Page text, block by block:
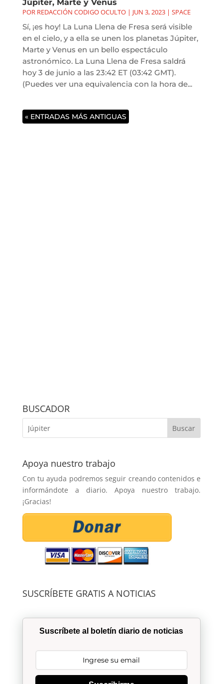
Júpiter, Marte y Venus
POR REDACCIÓN CODIGO OCULTO| JUN 3, 2023| SPACE
Sí, ¡es hoy! La Luna Llena de Fresa será visible
en el cielo, y a ella se unen los planetas Júpiter,
Marte y Venus en un bello espectáculo
astronómico. La Luna Llena de Fresa saldrá
hoy 3 de junio a las 23:42 ET (03:42 GMT).
(Puedes ver una equivalencia con la hora de...
« ENTRADAS MÁS ANTIGUAS
BUSCADOR
Apoya nuestro trabajo
Con tu ayuda podremos seguir creando contenidos e
informándote a diario. Apoya nuestro trabajo.
¡Gracias!
SUSCRÍBETE GRATIS A NOTICIAS
Suscríbete al boletín diario de noticias